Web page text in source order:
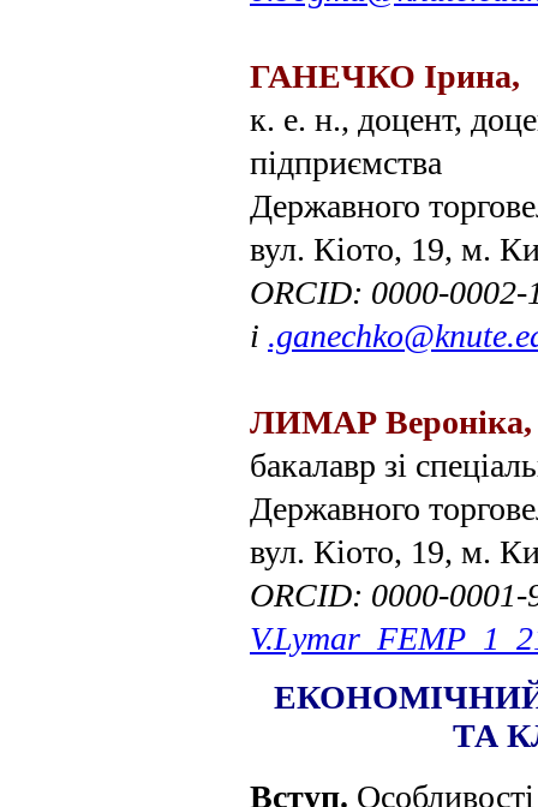
ГАНЕЧКО Ірина,
к. е. н., доцент,
підприємства
Державного
вул. Кіото, 19, м.
ORCІD: 0000-0002-
і
ЛИМАР Вероніка,
бакалавр зі
Державного
вул. Кіото, 19, м.
ORCІD: 0000-0001-
ТА
Вступ.